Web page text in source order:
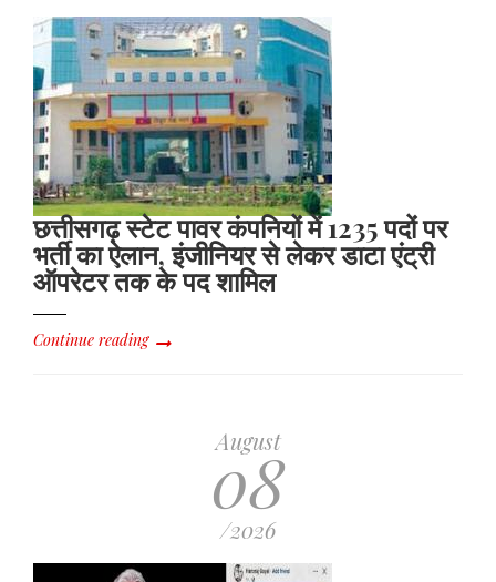
छत्तीसगढ़ स्टेट पावर कंपनियों में 1235 पदों पर
भर्ती का ऐलान, इंजीनियर से लेकर डाटा एंट्री
ऑपरेटर तक के पद शामिल
Continue reading
August
08
/2026